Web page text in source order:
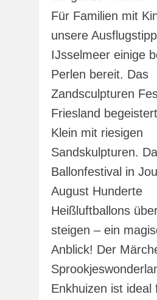
Für Familien mit
unsere
IJsselmeer einige
Perlen bereit. Das
Zandsculpturen
Friesland
Klein mit riesigen
Sandskulpturen.
Ballonfestival in
August Hunderte
Heißluftballons
steigen – ein
Anblick! Der
Enkhuizen ist ideal